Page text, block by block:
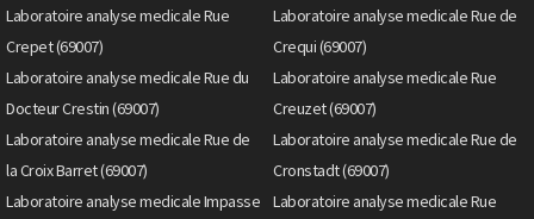
Laboratoire analyse medicale Rue
Crepet (69007)
Laboratoire analyse medicale Rue de
Crequi (69007)
Laboratoire analyse medicale Rue du
Docteur Crestin (69007)
Laboratoire analyse medicale Rue
Creuzet (69007)
Laboratoire analyse medicale Rue de
la Croix Barret (69007)
Laboratoire analyse medicale Rue de
Cronstadt (69007)
Laboratoire analyse medicale Impasse
Laboratoire analyse medicale Rue